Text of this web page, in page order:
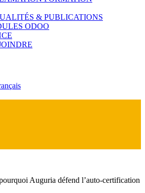
& PUBLICATIONS
ODOO
Auguria défend l’auto-certification